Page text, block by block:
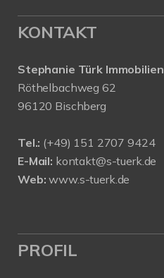
KONTAKT
Stephanie Türk Immobilien
Röthelbachweg 62
96120 Bischberg
Tel.: (+49) 151 2707 9424
E-Mail: kontakt@s-tuerk.de
Web: www.s-tuerk.de
PROFIL